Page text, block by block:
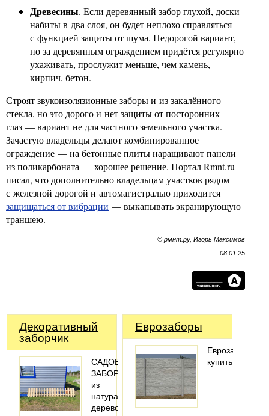
Древесины. Если деревянный забор глухой, доски
набиты в два слоя, он будет неплохо справляться
с функцией защиты от шума. Недорогой вариант,
но за деревянным ограждением придётся регулярно
ухаживать, прослужит меньше, чем камень,
кирпич, бетон.
Строят звукоизолязионные заборы и из закалённого
стекла, но это дорого и нет защиты от посторонних
глаз — вариант не для частного земельного участка.
Зачастую владельцы делают комбинированное
ограждение — на бетонные плиты наращивают панели
из поликарбоната — хорошее решение. Портал Rmnt.ru
писал, что дополнительно владельцам участков рядом
с железной дорогой и автомагистралью приходится
защищаться от вибрации — выкапывать экранирующую
траншею.
© рмнт.ру, Игорь Максимов
08.01.25
Декоративный
заборчик
САДОВЫЙ
ЗАБОРЧИК
из
натурального
дерево
Еврозаборы
Еврозабор
купить